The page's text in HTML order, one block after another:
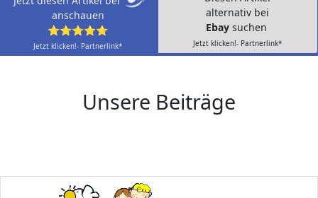
anschauen
⭐⭐⭐⭐⭐
Jetzt klicken!- Partnerlink*
alternativ bei
Ebay suchen
Jetzt klicken!- Partnerlink*
Unsere Beiträge